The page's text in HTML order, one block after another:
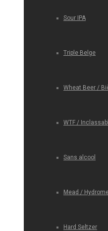
Sour IPA
Triple Belge
Wheat Beer /
WTF /
Sans alcool
Mead /
Hard Seltzer